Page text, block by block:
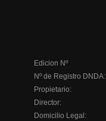
Edicion Nº
Nº de Registro DNDA:
Propietario:
Director:
Domicilio Legal: